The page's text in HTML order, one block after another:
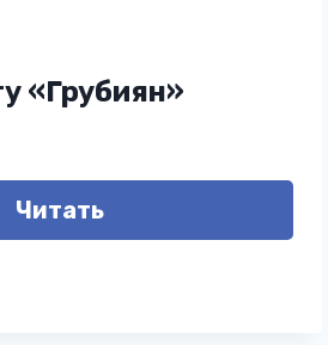
«Грубиян»
Читать